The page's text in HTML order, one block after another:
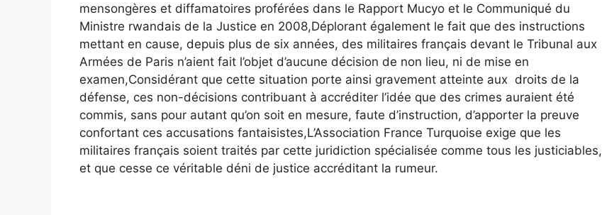
mensongères et diffamatoires proférées dans le Rapport Mucyo et le Communiqué du
Ministre rwandais de la Justice en 2008,Déplorant également le fait que des instructions
mettant en cause, depuis plus de six années, des militaires français devant le Tribunal aux
Armées de Paris n’aient fait l’objet d’aucune décision de non lieu, ni de mise en
examen,Considérant que cette situation porte ainsi gravement atteinte aux droits de la
défense, ces non-décisions contribuant à accréditer l’idée que des crimes auraient été
commis, sans pour autant qu’on soit en mesure, faute d’instruction, d’apporter la preuve
confortant ces accusations fantaisistes,L’Association France Turquoise exige que les
militaires français soient traités par cette juridiction spécialisée comme tous les justiciables,
et que cesse ce véritable déni de justice accréditant la rumeur.